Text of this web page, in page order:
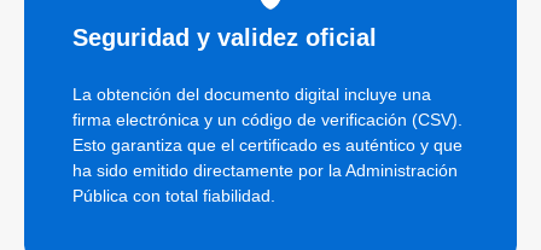
Seguridad y validez oficial
La obtención del documento digital incluye una
firma electrónica y un código de verificación (CSV).
Esto garantiza que el certificado es auténtico y que
ha sido emitido directamente por la Administración
Pública con total fiabilidad.